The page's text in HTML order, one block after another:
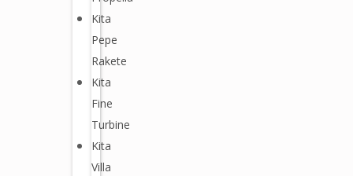
Kita
Pepe
Rakete
Kita
Fine
Turbine
Kita
Villa